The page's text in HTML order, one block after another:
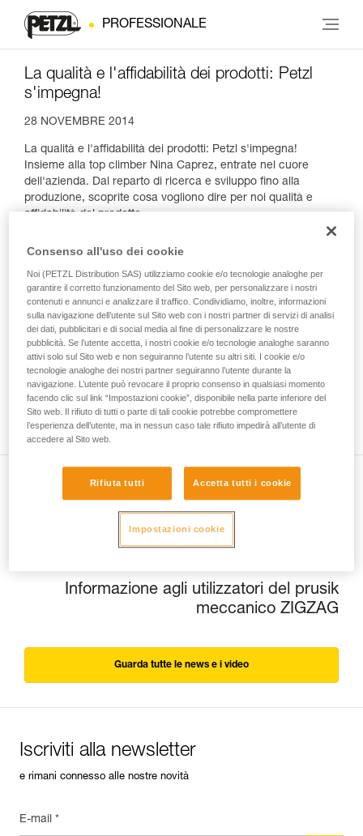
PROFESSIONALE
La qualità e l'affidabilità dei prodotti: Petzl
s'impegna!
28 NOVEMBRE 2014
La qualità e l'affidabilità dei prodotti: Petzl s'impegna!
Insieme alla top climber Nina Caprez, entrate nel cuore
dell'azienda. Dal reparto di ricerca e sviluppo fino alla
produzione, scoprite cosa vogliono dire per noi qualità e
affidabilità del prodotto.
Precedente
Lampade frontali: una storia di qualità
Informazione agli utilizzatori del prusik
meccanico ZIGZAG
Guarda tutte le news e i video
Iscriviti alla newsletter
e rimani connesso alle nostre novità
E-mail *
Consenso all'uso dei cookie
Noi (PETZL Distribution SAS) utilizziamo cookie e/o tecnologie analoghe per
garantire il corretto funzionamento del Sito web, per personalizzare i nostri
contenuti e annunci e analizzare il traffico. Condividiamo, inoltre, informazioni
sulla navigazione dell’utente sul Sito web con i nostri partner di servizi di analisi
dei dati, pubblicitari e di social media al fine di personalizzare le nostre
pubblicità. Se l’utente accetta, i nostri cookie e/o tecnologie analoghe saranno
attivi solo sul Sito web e non seguiranno l’utente su altri siti. I cookie e/o
tecnologie analoghe dei nostri partner seguiranno l’utente durante la
navigazione. L’utente può revocare il proprio consenso in qualsiasi momento
facendo clic sul link “Impostazioni cookie”, disponibile nella parte inferiore del
Sito web. Il rifiuto di tutti o parte di tali cookie potrebbe compromettere
l’esperienza dell’utente, ma in nessun caso tale rifiuto impedirà all’utente di
accedere al Sito web.
Rifiuta tutti Accetta tutti i cookie
Impostazioni cookie